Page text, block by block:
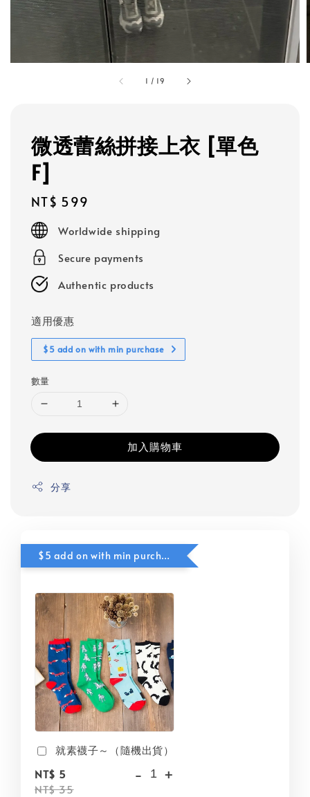
1 / 19
微透蕾絲拼接上衣 [單色
F]
Regular
price
NT$ 599
Worldwide shipping
Secure payments
Authentic products
適用優惠
$5 add on with min purchase
數量
加入購物車
分享
$5 add on with min purchase
就素襪子～（隨機出貨）
NT$ 5
NT$ 35
- +